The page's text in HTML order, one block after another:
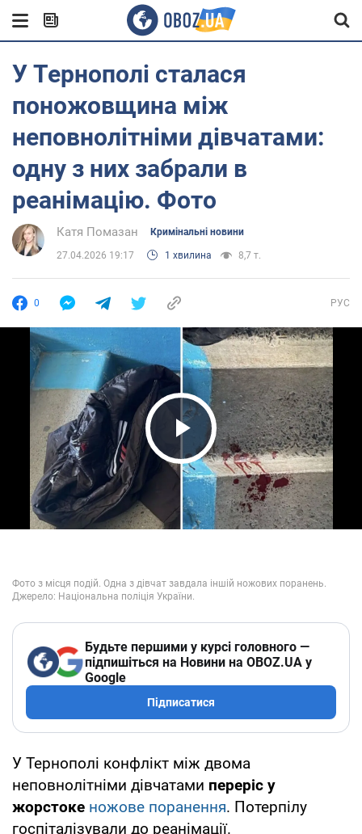
У Тернополі сталася
поножовщина між
неповнолітніми дівчатами:
одну з них забрали в
реанімацію. Фото
Катя Помазан Кримінальні новини
27.04.2026 19:17 1 хвилина 8,7 т.
0 РУС
Play Video
Будьте першими у курсі головного —
підпишіться на Новини на OBOZ.UA у
Google
Підписатися
У Тернополі конфлікт між двома
неповнолітніми дівчатами переріс у
жорстоке ножове поранення. Потерпілу
госпіталізували до реанімації.